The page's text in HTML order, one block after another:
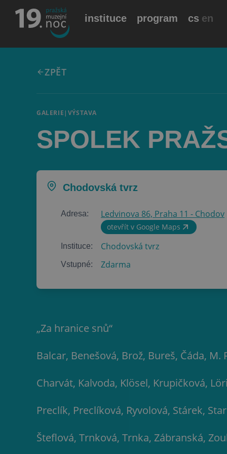
instituce program cs en
ZPĚT
GALERIE| VÝSTAVA
SPOLEK
Chodovská tvrz
Adresa: Ledvinova 86, Praha 11 - Chodov
otevřít v Google Maps
Instituce: Chodovská tvrz
Vstupné: Zdarma
„Za hranice snů“
Balcar, Benešová, Brož, Bureš, Čáda,
Charvát, Kalvoda, Klösel, Krupičková,
Preclík, Preclíková, Ryvolová, Stárek,
Šteflová, Trnková, Trnka, Zábranská,